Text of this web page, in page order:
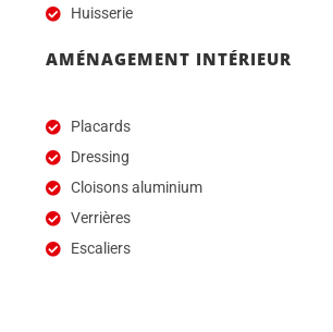
Huisserie
AMÉNAGEMENT INTÉRIEUR
Placards
Dressing
Cloisons aluminium
Verrières
Escaliers